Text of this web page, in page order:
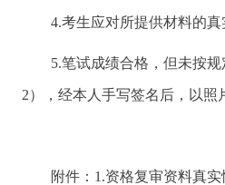
4.考生应对所提供材料的真
5.笔试成绩合格，但未按规
2），经本人手写签名后，以
附件：1.资格复审资料真实